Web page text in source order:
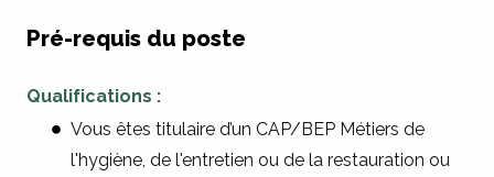
Pré-requis du poste
Qualifications :
Vous êtes titulaire d’un CAP/BEP Métiers de
l'hygiène, de l'entretien ou de la restauration ou